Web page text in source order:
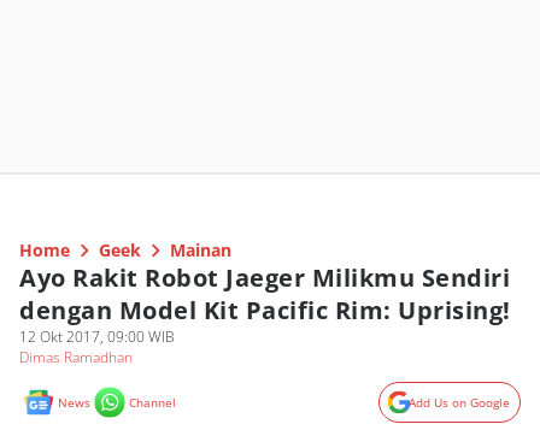
Home Geek Mainan
Ayo Rakit Robot Jaeger Milikmu Sendiri
dengan Model Kit Pacific Rim: Uprising!
12 Okt 2017, 09:00 WIB
Dimas Ramadhan
News Channel Add Us on Google